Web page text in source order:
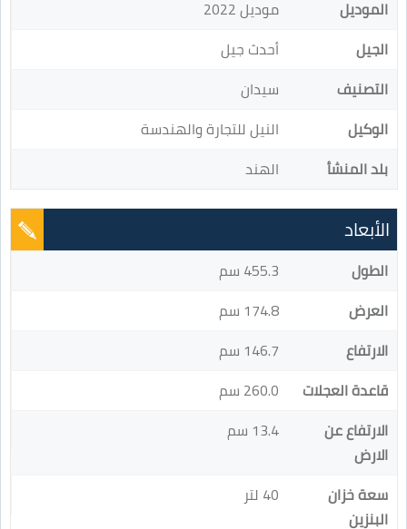
الموديل
موديل 2022
الجيل
أحدث جيل
التصنيف
سيدان
الوكيل
النيل للتجارة والهندسة
بلد المنشأ
الهند
الأبعاد
الطول
455.3 سم
العرض
174.8 سم
الارتفاع
146.7 سم
قاعدة العجلات
260.0 سم
الارتفاع عن
الارض
13.4 سم
سعة خزان
البنزين
40 لتر